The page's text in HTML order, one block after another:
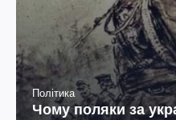
Політика
Чому поляки за